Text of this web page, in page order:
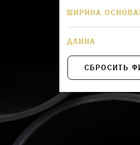
630
720
920
1020
ШИРИНА
ДЛИНА
СБРОСИТЬ